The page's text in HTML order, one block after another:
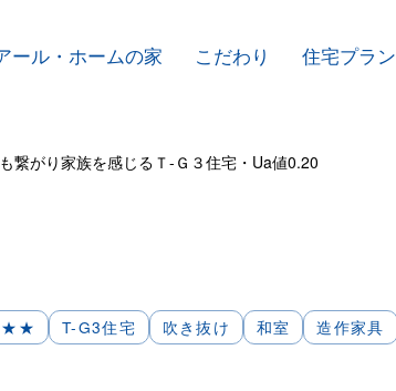
ール・ホームの家 こだわり 住宅プラン
繋がり家族を感じるＴ-Ｇ３住宅・Ua値0.20
T-G3住宅 吹き抜け 和室 造作家具